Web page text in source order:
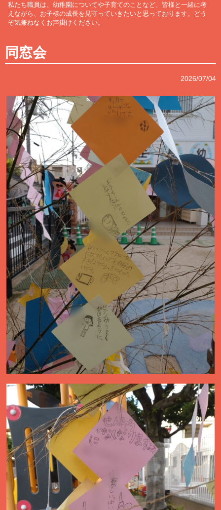
私たち職員は、幼稚園についてや子育てのことなど、皆様と一緒に考
えながら、お子様の成長を見守っていきたいと思っております。どう
ぞ気兼ねなくお声掛けください。
同窓会
2026/07/04